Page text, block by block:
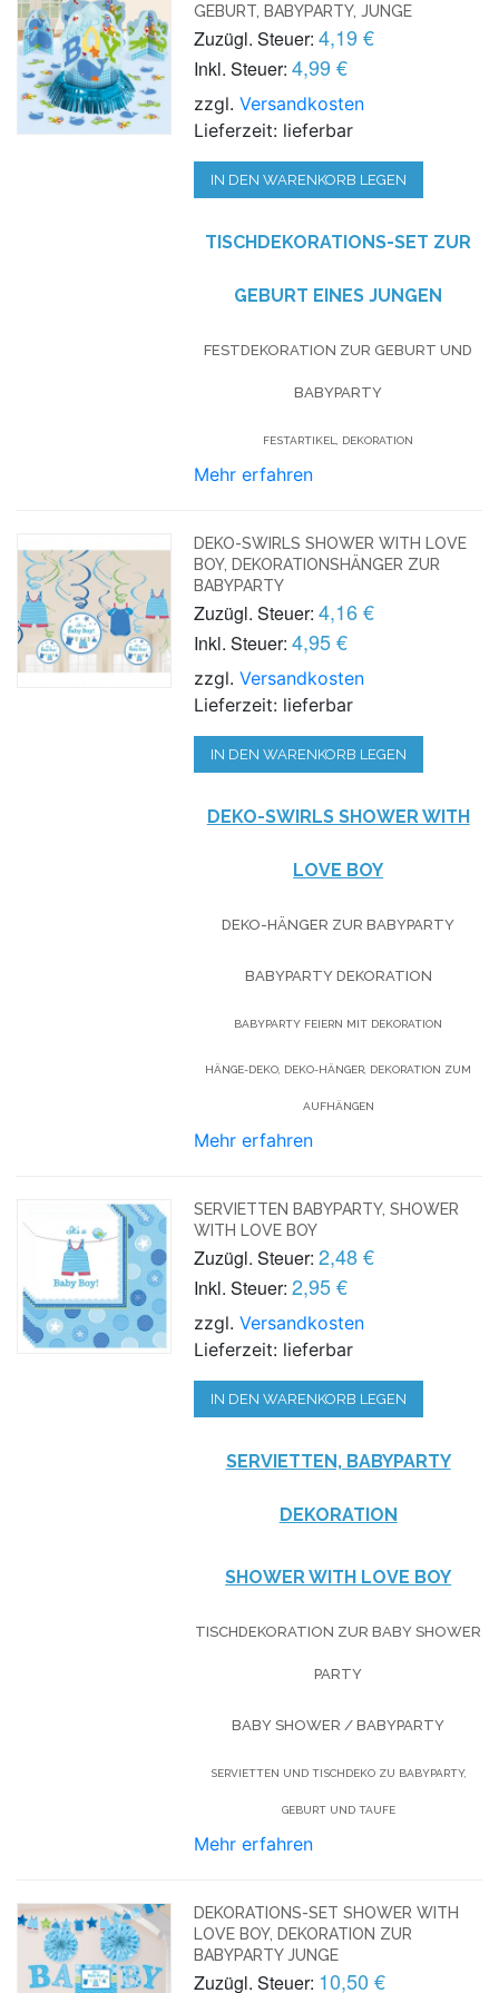
GEBURT, BABYPARTY, JUNGE
Zuzügl. Steuer: 4,19 €
Inkl. Steuer: 4,99 €
zzgl.Versandkosten
Lieferzeit: lieferbar
IN DEN WARENKORB LEGEN
TISCHDEKORATIONS-SET ZUR
GEBURT EINES JUNGEN
FESTDEKORATION ZUR GEBURT UND
BABYPARTY
FESTARTIKEL, DEKORATION
Mehr erfahren
DEKO-SWIRLS SHOWER WITH LOVE
BOY, DEKORATIONSHÄNGER ZUR
BABYPARTY
Zuzügl. Steuer: 4,16 €
Inkl. Steuer: 4,95 €
zzgl.Versandkosten
Lieferzeit: lieferbar
IN DEN WARENKORB LEGEN
DEKO-SWIRLS SHOWER WITH
LOVE BOY
DEKO-HÄNGER ZUR BABYPARTY
BABYPARTY DEKORATION
BABYPARTY FEIERN MIT DEKORATION
HÄNGE-DEKO, DEKO-HÄNGER, DEKORATION ZUM
AUFHÄNGEN
Mehr erfahren
SERVIETTEN BABYPARTY, SHOWER
WITH LOVE BOY
Zuzügl. Steuer: 2,48 €
Inkl. Steuer: 2,95 €
zzgl.Versandkosten
Lieferzeit: lieferbar
IN DEN WARENKORB LEGEN
SERVIETTEN, BABYPARTY
DEKORATION
SHOWER WITH LOVE BOY
TISCHDEKORATION ZUR BABY SHOWER
PARTY
BABY SHOWER / BABYPARTY
SERVIETTEN UND TISCHDEKO ZU BABYPARTY,
GEBURT UND TAUFE
Mehr erfahren
DEKORATIONS-SET SHOWER WITH
LOVE BOY, DEKORATION ZUR
BABYPARTY JUNGE
Zuzügl. Steuer: 10,50 €